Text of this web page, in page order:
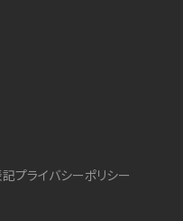
記プライバシーポリシー